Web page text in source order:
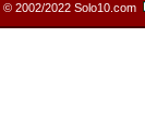
© 2002/2022 Solo10.com